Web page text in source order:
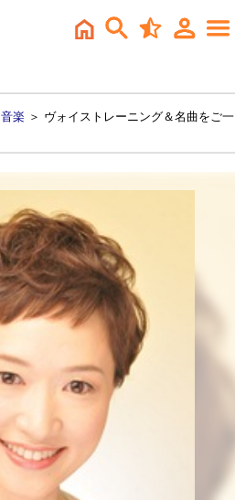
音楽 ＞ ヴォイストレーニング＆名曲をご一